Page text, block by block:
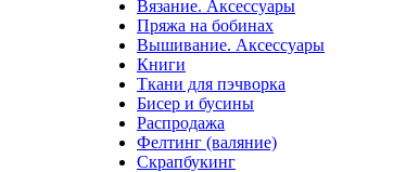
Вязание. Аксессуары
Пряжа на бобинах
Вышивание. Аксессуары
Книги
Ткани для пэчворка
Бисер и бусины
Распродажа
Фелтинг (валяние)
Скрапбукинг